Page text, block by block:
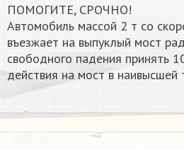
ПОМОГИТЕ, СРОЧНО!
Автомобиль массой 2 т со
въезжает на выпуклый мост
свободного падения принять
действия на мост в наивысшей